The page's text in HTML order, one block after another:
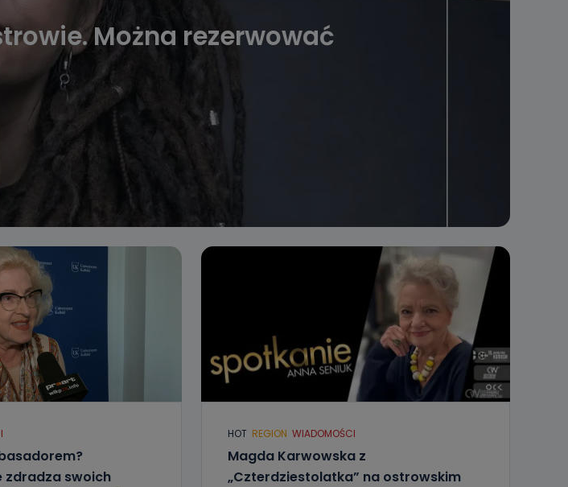
Można rezerwować
zdradza swoich
HOT REGION WIADOMOŚCI
Magda Karwowska z
„Czterdziestolatka” na ostrowskim